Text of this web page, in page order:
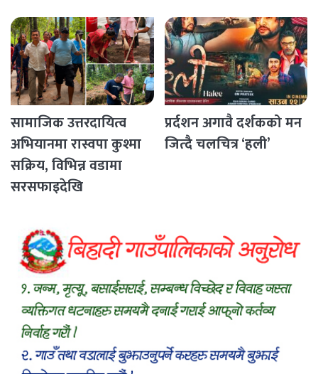
सामाजिक उत्तरदायित्व
अभियानमा रास्वपा कुश्मा
सक्रिय, विभिन्न वडामा
सरसफाइदेखि
प्रर्दशन अगावै दर्शकको मन
जित्दै चलचित्र ‘हली’